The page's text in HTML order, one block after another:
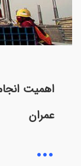
اهمیت
عمران